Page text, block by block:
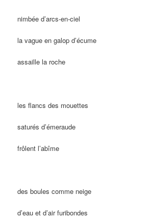
nimbée d’arcs-en-ciel
la vague en galop d’écume
assaille la roche
les flancs des mouettes
saturés d’émeraude
frôlent l’abîme
des boules comme neige
d’eau et d’air furibondes